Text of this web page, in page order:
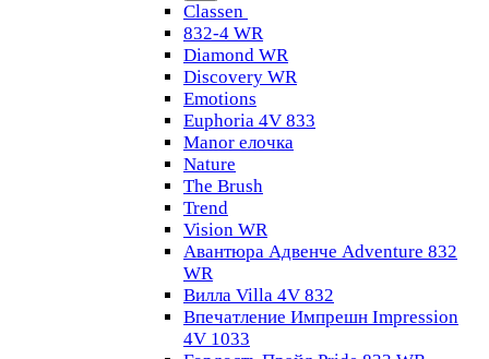
Classen
832-4 WR
Diamond WR
Discovery WR
Emotions
Euphoria 4V 833
Manor елочка
Nature
The Brush
Trend
Vision WR
Авантюра Адвенче Adventure 832
WR
Вилла Villa 4V 832
Впечатление Импрешн Impression
4V 1033